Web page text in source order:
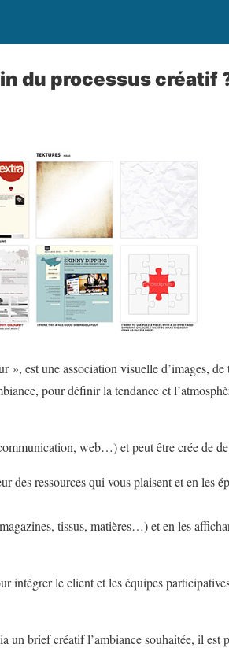
du processus créatif
est une association visuelle d’images, de
pour définir la tendance et
web…) et peut être crée de
des ressources qui vous plaisent et en les
tissus, matières…) et en les
intégrer le client et les équipes
un brief créatif l’ambiance souhaitée, il est